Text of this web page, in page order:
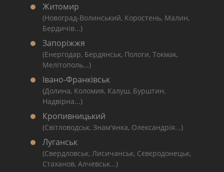
Житомир
(Новоград-Волинський, Коростень, Малин,
Бердичів...)
Запоріжжя
(Енергодар, Бердянськ, Пологи, Токмак,
Мелітополь...)
Івано-Франківськ
(Долина, Коломия, Калуш, Бурштин,
Надвірна...)
Кропивницький
(Світловодськ, Знам'янка, Олександрія...)
Луганськ
(Свердловськ, Лисичанськ, Сєвєродонецьк,
Стаханов, Алчевськ...)